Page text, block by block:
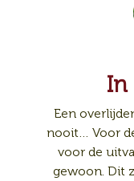
In
Een
nooit… Voor
voor de
gewoon. Dit